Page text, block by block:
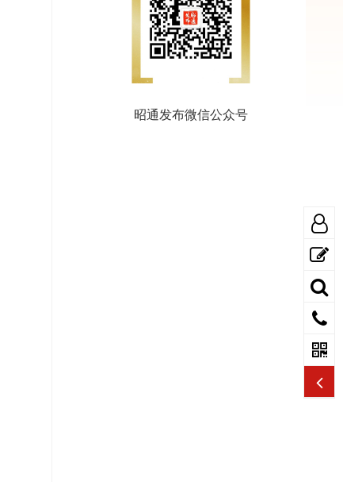
昭通发布微信公众号